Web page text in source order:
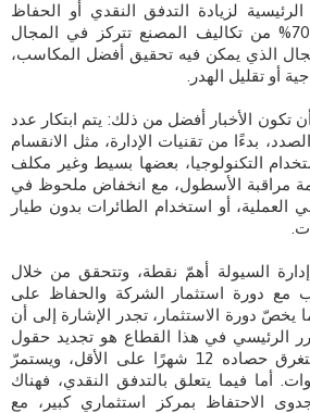
لزيادة التدفق النقدي أو الحفاظ
عليه. ونظرًا لأن حوالي 70% من تكاليف المصنع تتركز في المجال
الذي يمكن فيه تحقيق أفضل المكاسب،
أو تقليل الهدر.
تكون الأخبار أفضل من ذلك: يتم ابتكار عدد
بدءًا من تقنيات الإدارة، مثل الانقسام
التكنولوجيا، بعضها بسيط وغير مكلف
مراقبة الأسطول، مع انخفاض ملحوظ في
العملية، أو استخدام الطائرات بدون طيار
إدارة السيولة أهمّ نقطة، وتتحقق من خلال
مع دورة استثمار الشركة والحفاظ على
يخصّ دورة الاستثمار، تجدر الإشارة إلى أن
الرئيسي في هذا القطاع هو تجديد حقول
قصب السكر، والذي يستغرق حصاده 12 شهرًا على الأقل، ويستمرّ
فيما يتعلق بالتدفق النقدي، فهناك
الاحتفاظ بمركز استثماري كبير، مع